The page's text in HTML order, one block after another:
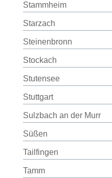
Stammheim
Starzach
Steinenbronn
Stockach
Stutensee
Stuttgart
Sulzbach an der Murr
Süßen
Tailfingen
Tamm